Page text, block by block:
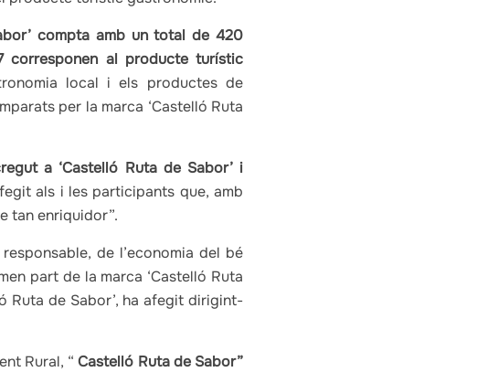
compta amb un total de 420
corresponen al producte turístic
local i els productes de
per la marca ‘Castelló Ruta
a ‘Castelló Ruta de Sabor’ i
als i les participants que, amb
tan enriquidor”.
de l’economia del bé
part de la marca ‘Castelló Ruta
Ruta de Sabor’, ha afegit dirigint-
Rural, “Castelló Ruta de Sabor”